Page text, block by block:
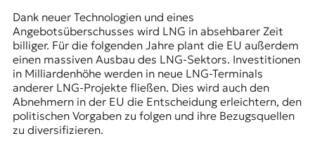
Dank neuer Technologien und eines
Angebotsüberschusses wird LNG in absehbarer Zeit
billiger. Für die folgenden Jahre plant die EU außerdem
einen massiven Ausbau des LNG-Sektors. Investitionen
in Milliardenhöhe werden in neue LNG-Terminals
anderer LNG-Projekte fließen. Dies wird auch den
Abnehmern in der EU die Entscheidung erleichtern, den
politischen Vorgaben zu folgen und ihre Bezugsquellen
zu diversifizieren.